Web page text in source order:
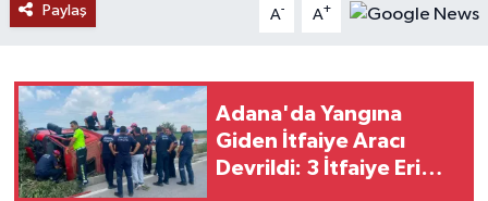
Paylaş A- A+
Adana'da Yangına
Giden İtfaiye Aracı
Devrildi: 3 İtfaiye Eri